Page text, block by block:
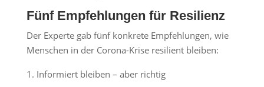
Fünf Empfehlungen für Resilienz
Der Experte gab fünf konkrete Empfehlungen, wie
Menschen in der Corona-Krise resilient bleiben:
Informiert bleiben – aber richtig